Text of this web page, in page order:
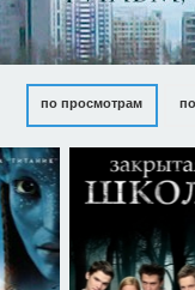
по просмотрам